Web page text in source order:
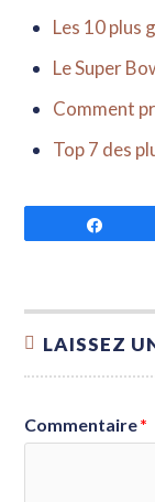
Les 10 plus
Le Super
Comment
Top 7 des
LAISSEZ
Commentaire*